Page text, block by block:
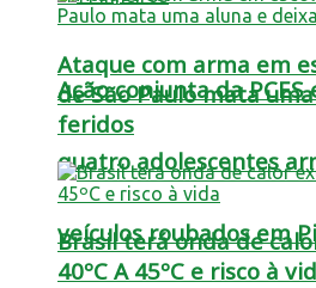
Ação conjunta da
quatro adolescentes
veículos roubados em
Ataque com arma em
de São Paulo mata
feridos
Brasil terá onda de
40ºC A 45ºC e risco à